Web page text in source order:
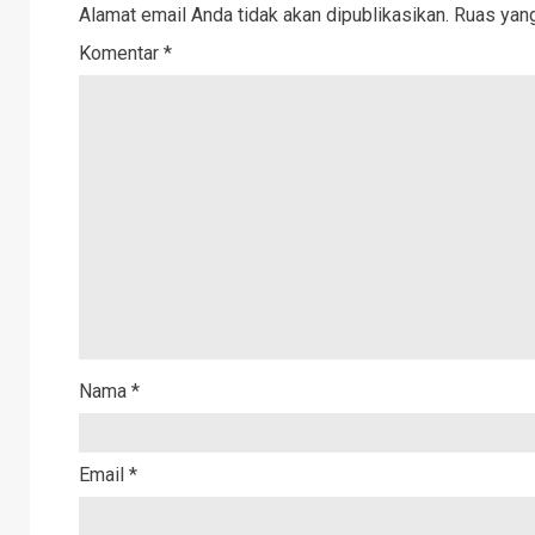
Alamat email Anda tidak akan dipublikasikan. Ruas
Komentar *
Nama *
Email *